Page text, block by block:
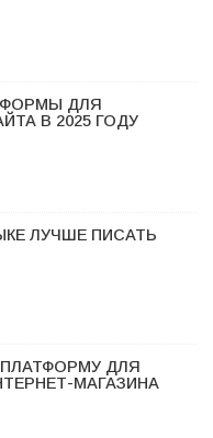
ДЛЯ
В 2025 ГОДУ
ЛУЧШЕ ПИСАТЬ
ДЛЯ
МАГАЗИНА